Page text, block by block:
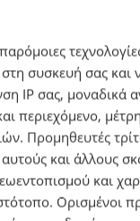
συσκευή σας και
IP σας, μοναδικά
περιεχόμενο,
Προμηθευτές
αυτούς και άλλους
και
Ορισμένοι